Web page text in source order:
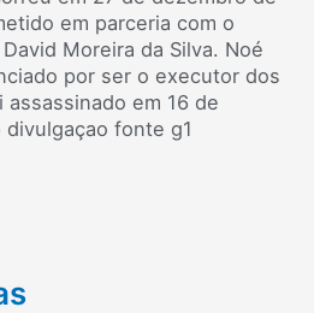
em parceria com o
Moreira da Silva. Noé
por ser o executor dos
assassinado em 16 de
fonte g1